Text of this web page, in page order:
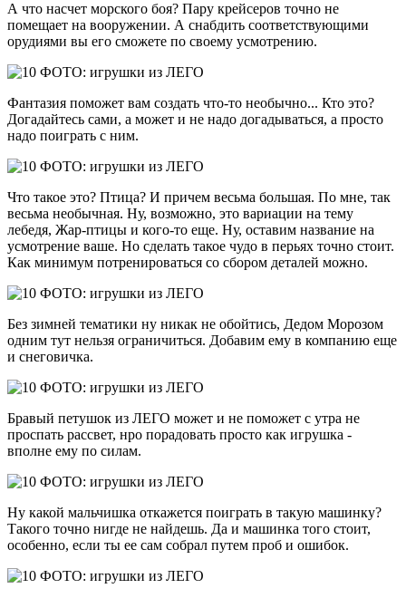
А что насчет морского боя? Пару крейсеров точно не
помещает на вооружении. А снабдить соответствующими
орудиями вы его сможете по своему усмотрению.
Фантазия поможет вам создать что-то необычно... Кто это?
Догадайтесь сами, а может и не надо догадываться, а просто
надо поиграть с ним.
Что такое это? Птица? И причем весьма большая. По мне, так
весьма необычная. Ну, возможно, это вариации на тему
лебедя, Жар-птицы и кого-то еще. Ну, оставим название на
усмотрение ваше. Но сделать такое чудо в перьях точно стоит.
Как минимум потренироваться со сбором деталей можно.
Без зимней тематики ну никак не обойтись, Дедом Морозом
одним тут нельзя ограничиться. Добавим ему в компанию еще
и снеговичка.
Бравый петушок из ЛЕГО может и не поможет с утра не
проспать рассвет, нро порадовать просто как игрушка -
вполне ему по силам.
Ну какой мальчишка откажется поиграть в такую машинку?
Такого точно нигде не найдешь. Да и машинка того стоит,
особенно, если ты ее сам собрал путем проб и ошибок.